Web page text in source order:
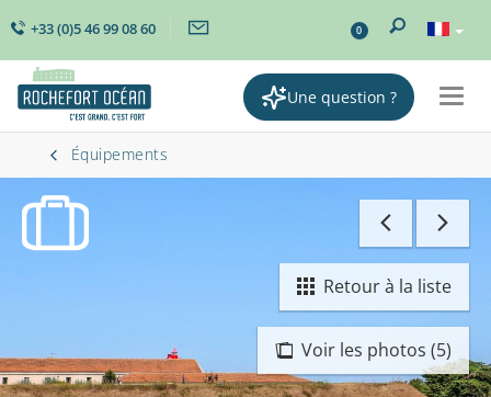
+33 (0)5 46 99 08 60 0
Une question ?
Équipements
Voir les photos (5)
Retour à la liste